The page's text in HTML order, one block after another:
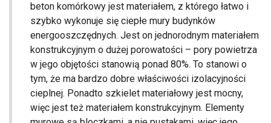
beton komórkowy jest materiałem, z którego łatwo i
szybko wykonuje się ciepłe mury budynków
energooszczędnych. Jest on jednorodnym materiałem
konstrukcyjnym o dużej porowatości – pory powietrza
w jego objętości stanowią ponad 80%. To stanowi o
tym, że ma bardzo dobre właściwości izolacyjności
cieplnej. Ponadto szkielet materiałowy jest mocny,
więc jest też materiałem konstrukcyjnym. Elementy